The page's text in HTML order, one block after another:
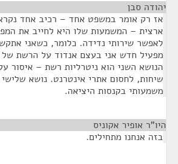
יהודה סבן
אז רק אומר במשפט אחד – רכיב אחד
ארצית – המשמעות שלו היא לחייב את
לאפשר שירותי נדידה. כלומר, כשאני
מפעיל חדש אני בעצם אנדוד על הרשת של
הנושא השני הוא ניטרליות רשת – איסור
שיחות, לחסום אתרי אינטרנט. נושא
משמעותי בקנסות היציאה.
היו"ר אופיר אקוניס
בזה אנחנו מתחילים.